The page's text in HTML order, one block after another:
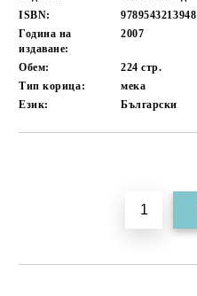
ISBN:
9789543213948
Година на
издаване:
2007
Обем: 224стр.
Тип корица:
мека
Език:
Български